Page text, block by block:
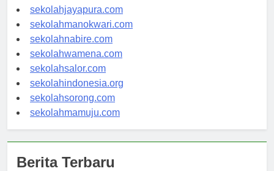
sekolahambon.com
sekolahjayapura.com
sekolahmanokwari.com
sekolahnabire.com
sekolahwamena.com
sekolahsalor.com
sekolahindonesia.org
sekolahsorong.com